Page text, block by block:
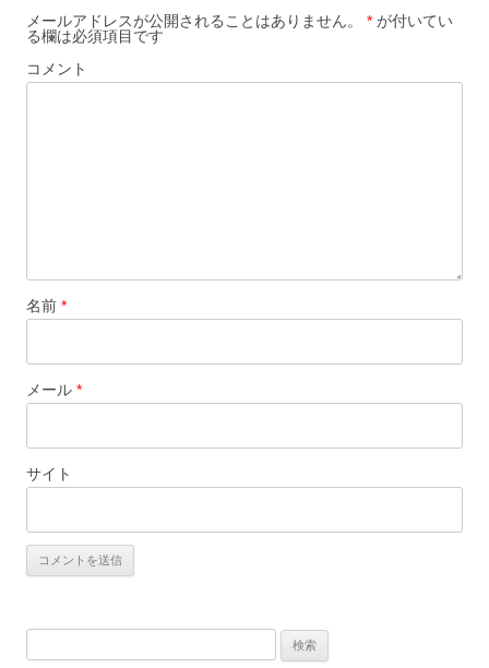
メールアドレスが公開されることはありません。 * が付いてい
る欄は必須項目です
コメント
名前 *
メール *
サイト